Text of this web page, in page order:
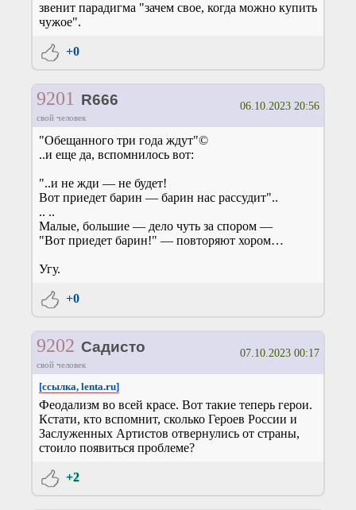
звенит парадигма "зачем свое, когда можно купить
чужое".
+0
9201 R666
свой человек
06.10.2023 20:56
"Обещанного три года ждут"©
..и еще да, вспомнилось вот:
"..и не жди — не будет!
Вот приедет барин — барин нас рассудит"..
.. ..
Малые, большие — дело чуть за спором —
"Вот приедет барин!" — повторяют хором…
Угу.
+0
9202 Садисто
свой человек
07.10.2023 00:17
[ссылка, lenta.ru]
Феодализм во всей красе. Вот такие теперь герои.
Кстати, кто вспомнит, сколько Героев России и
Заслуженных Артистов отвернулись от страны,
стоило появиться проблеме?
+2